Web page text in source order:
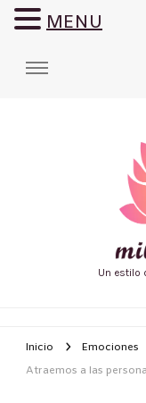
Un estilo
Inicio
Emociones
Atraemos a las
MENU